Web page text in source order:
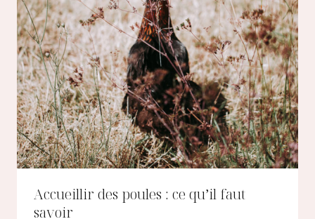
Accueillir des poules : ce qu’il faut
savoir